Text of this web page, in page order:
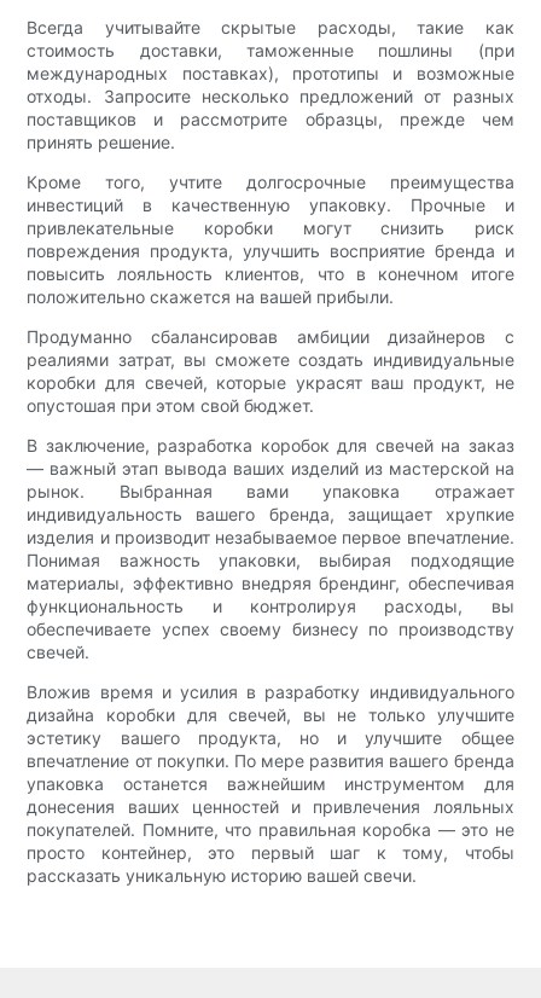
Всегда учитывайте скрытые расходы, такие как
стоимость доставки, таможенные пошлины (при
международных поставках), прототипы и возможные
отходы. Запросите несколько предложений от разных
поставщиков и рассмотрите образцы, прежде чем
принять решение.
Кроме того, учтите долгосрочные преимущества
инвестиций в качественную упаковку. Прочные и
привлекательные коробки могут снизить риск
повреждения продукта, улучшить восприятие бренда и
повысить лояльность клиентов, что в конечном итоге
положительно скажется на вашей прибыли.
Продуманно сбалансировав амбиции дизайнеров с
реалиями затрат, вы сможете создать индивидуальные
коробки для свечей, которые украсят ваш продукт, не
опустошая при этом свой бюджет.
В заключение, разработка коробок для свечей на заказ
— важный этап вывода ваших изделий из мастерской на
рынок. Выбранная вами упаковка отражает
индивидуальность вашего бренда, защищает хрупкие
изделия и производит незабываемое первое впечатление.
Понимая важность упаковки, выбирая подходящие
материалы, эффективно внедряя брендинг, обеспечивая
функциональность и контролируя расходы, вы
обеспечиваете успех своему бизнесу по производству
свечей.
Вложив время и усилия в разработку индивидуального
дизайна коробки для свечей, вы не только улучшите
эстетику вашего продукта, но и улучшите общее
впечатление от покупки. По мере развития вашего бренда
упаковка останется важнейшим инструментом для
донесения ваших ценностей и привлечения лояльных
покупателей. Помните, что правильная коробка — это не
просто контейнер, это первый шаг к тому, чтобы
рассказать уникальную историю вашей свечи.